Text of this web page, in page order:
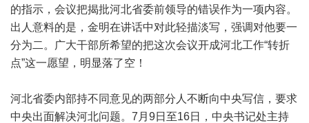
的指示，会议把揭批河北省委前领导的错误作为一项内容。
出人意料的是，金明在讲话中对此轻描淡写，强调对他要一
分为二。广大干部所希望的把这次会议开成河北工作“转折
点”这一愿望，明显落了空！
河北省委内部持不同意见的两部分人不断向中央写信，要求
中央出面解决河北问题。7月9日至16日，中央书记处主持